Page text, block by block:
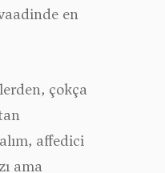
en
çokça
affedici
ama